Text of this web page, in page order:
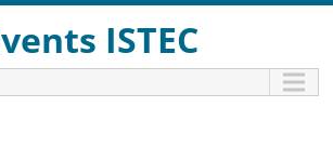
Events ISTEC